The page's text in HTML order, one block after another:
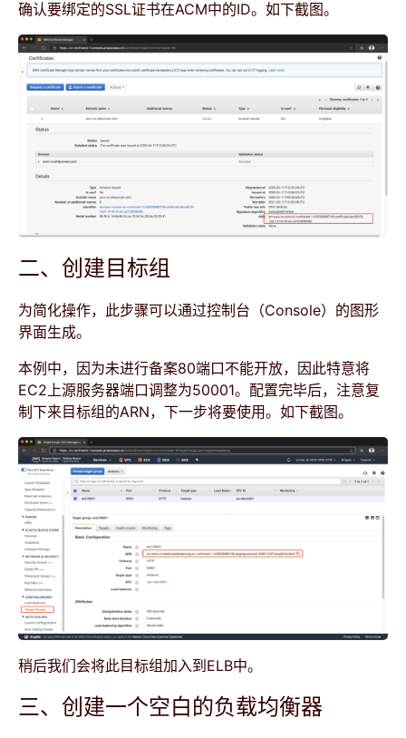
确认要绑定的SSL证书在ACM中的ID。如下截图。
二、创建目标组
为简化操作，此步骤可以通过控制台（Console）的图形
界面生成。
本例中，因为未进行备案80端口不能开放，因此特意将
EC2上源服务器端口调整为50001。配置完毕后，注意复
制下来目标组的ARN，下一步将要使用。如下截图。
稍后我们会将此目标组加入到ELB中。
三、创建一个空白的负载均衡器